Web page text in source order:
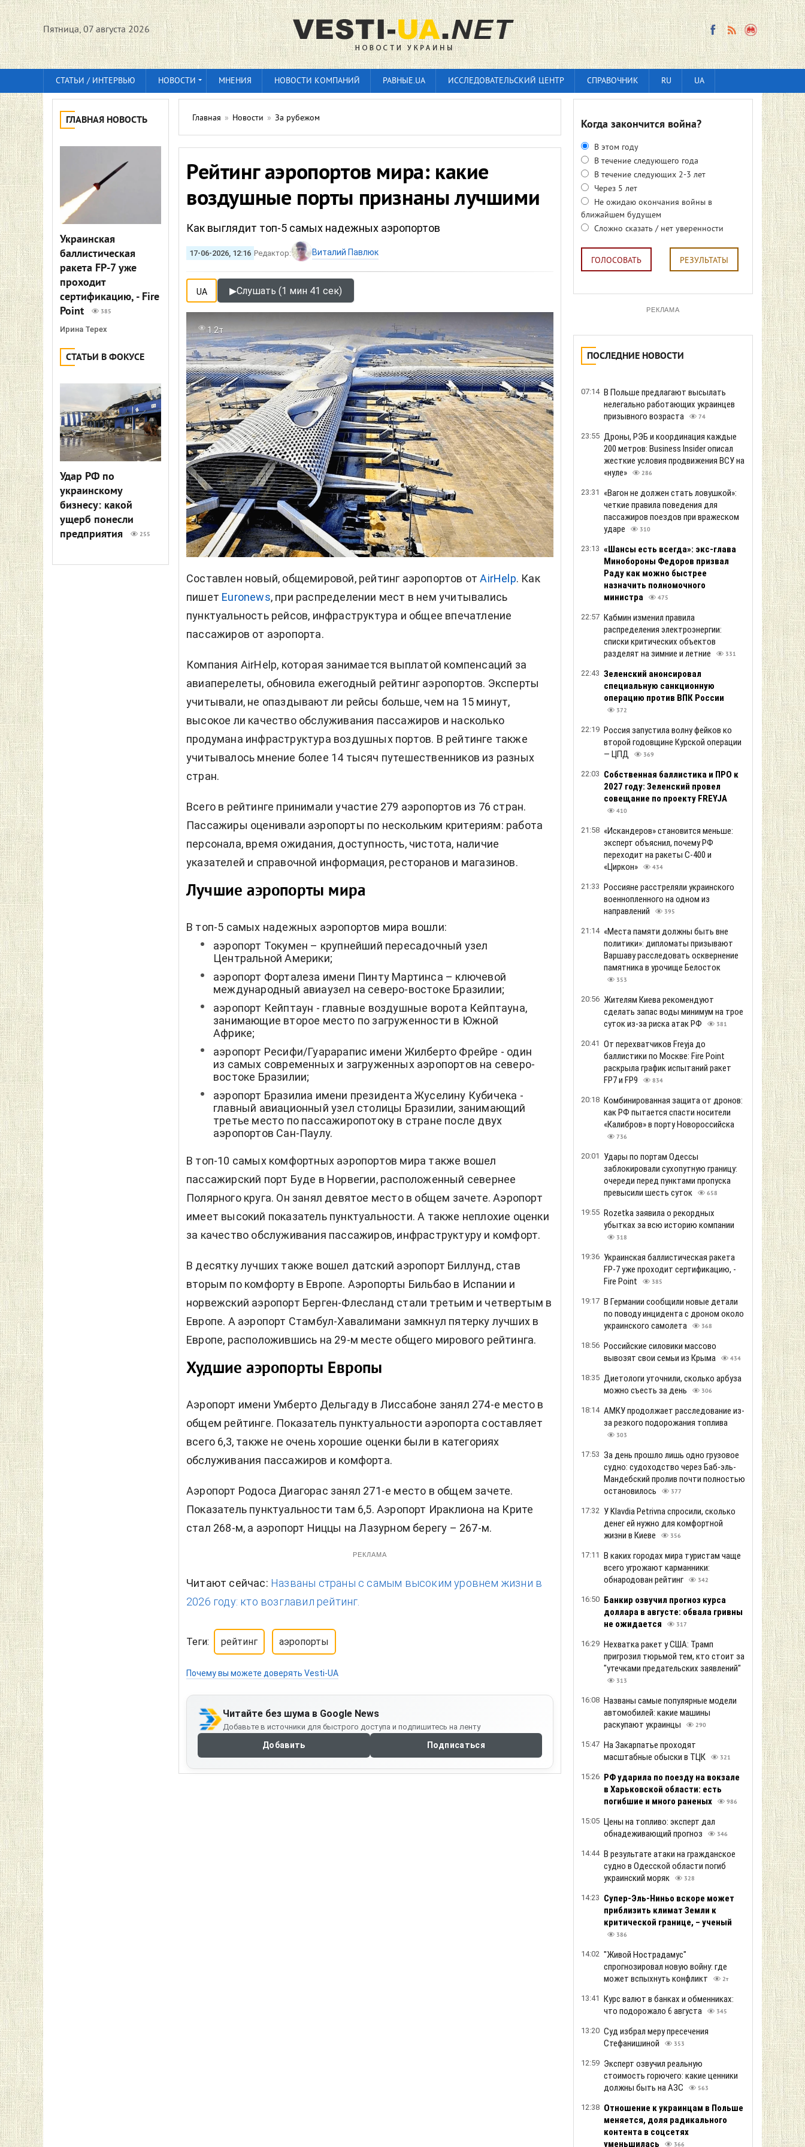
Пятница, 07 августа 2026
СТАТЬИ / ИНТЕРВЬЮ НОВОСТИ МНЕНИЯ НОВОСТИ КОМПАНИЙ РАВНЫЕ.UA ИССЛЕДОВАТЕЛЬСКИЙ ЦЕНТР СПРАВОЧНИК RU UA
ГЛАВНАЯ НОВОСТЬ
Украинская
баллистическая
ракета FP-7 уже
проходит
сертификацию, - Fire
Point
385
Ирина Терех
СТАТЬИ В ФОКУСЕ
Удар РФ по
украинскому
бизнесу: какой
ущерб понесли
предприятия
255
Главная » Новости » За рубежом
Рейтинг аэропортов мира: какие
воздушные порты признаны лучшими
Как выглядит топ-5 самых надежных аэропортов
17-06-2026, 12:16 Редактор: Виталий Павлюк
UA ▶Слушать (1 мин 41 сек)
1.2т
Составлен новый, общемировой, рейтинг аэропортов от AirHelp. Как
пишет Euronews, при распределении мест в нем учитывались
пунктуальность рейсов, инфраструктура и общее впечатление
пассажиров от аэропорта.
Компания AirHelp, которая занимается выплатой компенсаций за
авиаперелеты, обновила ежегодный рейтинг аэропортов. Эксперты
учитывали, не опаздывают ли рейсы больше, чем на 15 минут,
высокое ли качество обслуживания пассажиров и насколько
продумана инфраструктура воздушных портов. В рейтинге также
учитывалось мнение более 14 тысяч путешественников из разных
стран.
Всего в рейтинге принимали участие 279 аэропортов из 76 стран.
Пассажиры оценивали аэропорты по нескольким критериям: работа
персонала, время ожидания, доступность, чистота, наличие
указателей и справочной информация, ресторанов и магазинов.
Лучшие аэропорты мира
В топ-5 самых надежных аэропортов мира вошли:
аэропорт Токумен – крупнейший пересадочный узел
Центральной Америки;
аэропорт Форталеза имени Пинту Мартинса – ключевой
международный авиаузел на северо-востоке Бразилии;
аэропорт Кейптаун - главные воздушные ворота Кейптауна,
занимающие второе место по загруженности в Южной
Африке;
аэропорт Ресифи/Гуарарапис имени Жилберто Фрейре - один
из самых современных и загруженных аэропортов на северо-
востоке Бразилии;
аэропорт Бразилиа имени президента Жуселину Кубичека -
главный авиационный узел столицы Бразилии, занимающий
третье место по пассажиропотоку в стране после двух
аэропортов Сан-Паулу.
В топ-10 самых комфортных аэропортов мира также вошел
пассажирский порт Буде в Норвегии, расположенный севернее
Полярного круга. Он занял девятое место в общем зачете. Аэропорт
имеет высокий показатель пунктуальности. А также неплохие оценки
за качество обслуживания пассажиров, инфраструктуру и комфорт.
В десятку лучших также вошел датский аэропорт Биллунд, став
вторым по комфорту в Европе. Аэропорты Бильбао в Испании и
норвежский аэропорт Берген-Флесланд стали третьим и четвертым в
Европе. А аэропорт Стамбул-Хавалимани замкнул пятерку лучших в
Европе, расположившись на 29-м месте общего мирового рейтинга.
Худшие аэропорты Европы
Аэропорт имени Умберто Дельгаду в Лиссабоне занял 274-е место в
общем рейтинге. Показатель пунктуальности аэропорта составляет
всего 6,3, также не очень хорошие оценки были в категориях
обслуживания пассажиров и комфорта.
Аэропорт Родоса Диагорас занял 271-е место в общем зачете.
Показатель пунктуальности там 6,5. Аэропорт Ираклиона на Крите
стал 268-м, а аэропорт Ниццы на Лазурном берегу – 267-м.
РЕКЛАМА
Читают сейчас: Названы страны с самым высоким уровнем жизни в
2026 году: кто возглавил рейтинг.
Теги: рейтинг аэропорты
Почему вы можете доверять Vesti-UA
Читайте без шума в Google News
Добавьте в источники для быстрого доступа и подпишитесь на ленту
Добавить Подписаться
Когда закончится война?
В этом году
В течение следующего года
В течение следующих 2-3 лет
Через 5 лет
Не ожидаю окончания войны в
ближайшем будущем
Сложно сказать / нет уверенности
ГОЛОСОВАТЬ РЕЗУЛЬТАТЫ
РЕКЛАМА
ПОСЛЕДНИЕ НОВОСТИ
07:14 В Польше предлагают высылать
нелегально работающих украинцев
призывного возраста
74
23:55 Дроны, РЭБ и координация каждые
200 метров: Business Insider описал
жесткие условия продвижения ВСУ на
«нуле»
286
23:31
«Вагон не должен стать ловушкой»:
четкие правила поведения для
пассажиров поездов при вражеском
ударе
310
23:13 «Шансы есть всегда»: экс-глава
Минобороны Федоров призвал
Раду как можно быстрее
назначить полномочного
министра
475
22:57 Кабмин изменил правила
распределения электроэнергии:
списки критических объектов
разделят на зимние и летние
331
22:43 Зеленский анонсировал
специальную санкционную
операцию против ВПК России
372
22:19 Россия запустила волну фейков ко
второй годовщине Курской операции
— ЦПД
369
22:03 Собственная баллистика и ПРО к
2027 году: Зеленский провел
совещание по проекту FREYJA
410
21:58 «Искандеров» становится меньше:
эксперт объяснил, почему РФ
переходит на ракеты С-400 и
«Циркон»
434
21:33 Россияне расстреляли украинского
военнопленного на одном из
направлений
395
21:14 «Места памяти должны быть вне
политики»: дипломаты призывают
Варшаву расследовать осквернение
памятника в урочище Белосток
353
20:56 Жителям Киева рекомендуют
сделать запас воды минимум на трое
суток из-за риска атак РФ
381
20:41 От перехватчиков Freyja до
баллистики по Москве: Fire Point
раскрыла график испытаний ракет
FP7 и FP9
834
20:18 Комбинированная защита от дронов:
как РФ пытается спасти носители
«Калибров» в порту Новороссийска
736
20:01
Удары по портам Одессы
заблокировали сухопутную границу:
очереди перед пунктами пропуска
превысили шесть суток
658
19:55 Rozetka заявила о рекордных
убытках за всю историю компании
318
19:36 Украинская баллистическая ракета
FP-7 уже проходит сертификацию, -
Fire Point
385
19:17 В Германии сообщили новые детали
по поводу инцидента с дроном около
украинского самолета
368
18:56 Российские силовики массово
вывозят свои семьи из Крыма
434
18:35 Диетологи уточнили, сколько арбуза
можно съесть за день
306
18:14 АМКУ продолжает расследование из-
за резкого подорожания топлива
303
17:53 За день прошло лишь одно грузовое
судно: судоходство через Баб-эль-
Мандебский пролив почти полностью
остановилось
377
17:32 У Klavdia Petrivna спросили, сколько
денег ей нужно для комфортной
жизни в Киеве
356
17:11 В каких городах мира туристам чаще
всего угрожают карманники:
обнародован рейтинг
342
16:50 Банкир озвучил прогноз курса
доллара в августе: обвала гривны
не ожидается
317
16:29 Нехватка ракет у США: Трамп
пригрозил тюрьмой тем, кто стоит за
"утечками предательских заявлений"
313
16:08 Названы самые популярные модели
автомобилей: какие машины
раскупают украинцы
290
15:47 На Закарпатье проходят
масштабные обыски в ТЦК
321
15:26 РФ ударила по поезду на вокзале
в Харьковской области: есть
погибшие и много раненых
986
15:05 Цены на топливо: эксперт дал
обнадеживающий прогноз
346
14:44 В результате атаки на гражданское
судно в Одесской области погиб
украинский моряк
328
14:23 Супер-Эль-Ниньо вскоре может
приблизить климат Земли к
критической границе, – ученый
386
14:02 "Живой Нострадамус"
спрогнозировал новую войну: где
может вспыхнуть конфликт
2т
13:41 Курс валют в банках и обменниках:
что подорожало 6 августа
345
13:20 Суд избрал меру пресечения
Стефанишиной
353
12:59 Эксперт озвучил реальную
стоимость горючего: какие ценники
должны быть на АЗС
563
12:38 Отношение к украинцам в Польше
меняется, доля радикального
контента в соцсетях
уменьшилась
366